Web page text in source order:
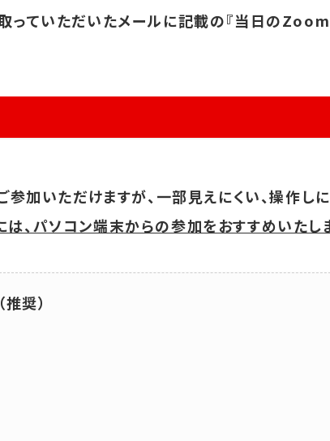
っていただいたメールに記載の『当日の
加いただけますが、一部見えにくい、操作し
は、パソコン端末からの参加をおすすめいたし
（推奨）